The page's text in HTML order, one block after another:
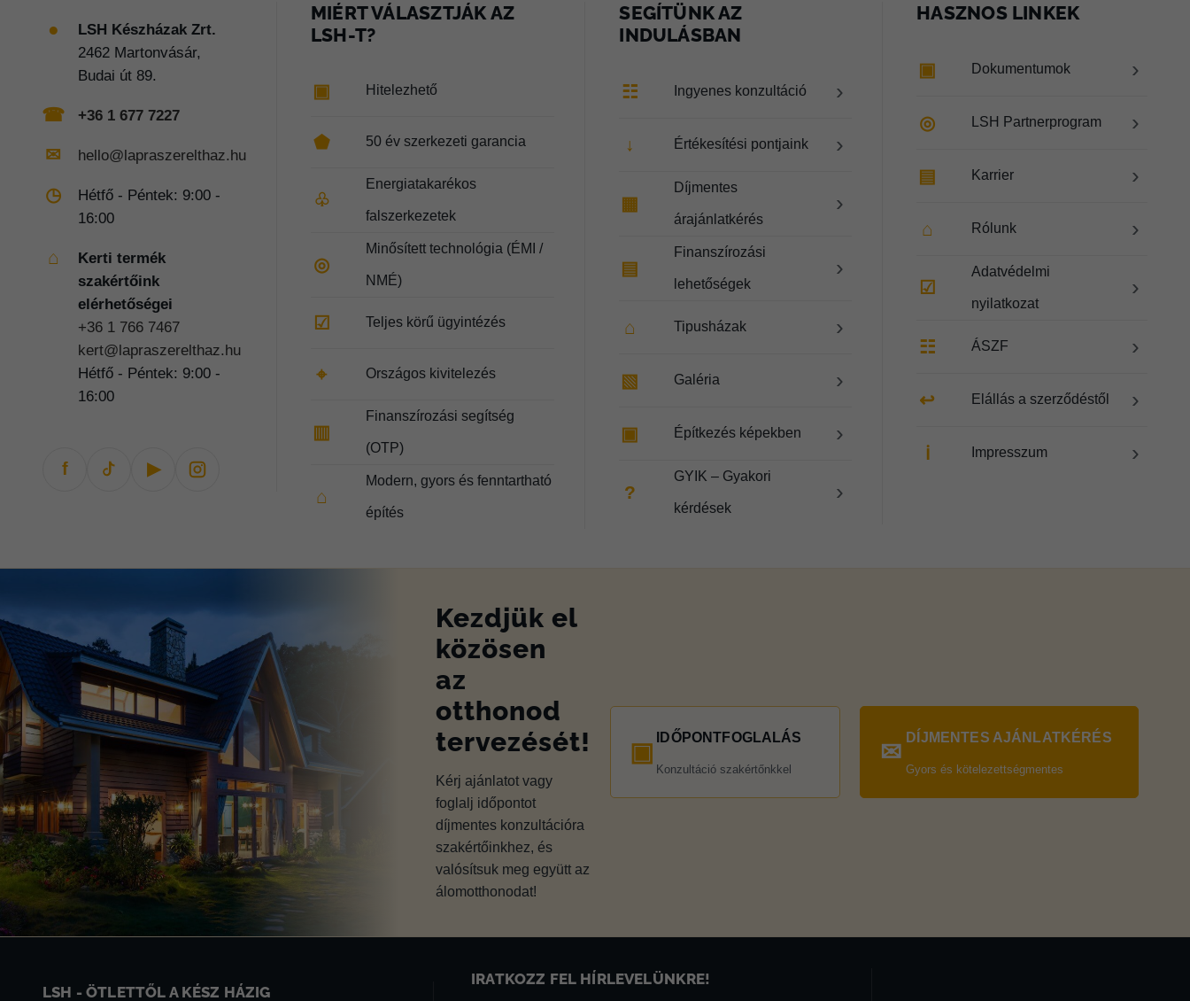
●
LSH Készházak Zrt.
2462 Martonvásár,
Budai út 89.
☎ +36 1 677 7227
✉ hello@lapraszerelthaz.hu
◷
Hétfő - Péntek: 9:00 -
16:00
⌂
Kerti termék
szakértőink
elérhetőségei
+36 1 766 7467
kert@lapraszerelthaz.hu
Hétfő - Péntek: 9:00 -
16:00
f ▶
MIÉRT VÁLASZTJÁK AZ
LSH-T?
▣ Hitelezhető
⬟ 50 év szerkezeti garancia
♧
Energiatakarékos
falszerkezetek
◎
Minősített technológia (ÉMI /
NMÉ)
☑ Teljes körű ügyintézés
⌖ Országos kivitelezés
▥
Finanszírozási segítség
(OTP)
⌂
Modern, gyors és fenntartható
építés
SEGÍTÜNK AZ
INDULÁSBAN
☷ Ingyenes konzultáció ›
↓ Értékesítési pontjaink ›
▦
Díjmentes
árajánlatkérés
›
▤
Finanszírozási
lehetőségek
›
⌂ Tipusházak ›
▧ Galéria ›
▣ Építkezés képekben ›
?
GYIK – Gyakori
kérdések
›
HASZNOS LINKEK
▣ Dokumentumok ›
◎ LSH Partnerprogram ›
▤ Karrier ›
⌂ Rólunk ›
☑
Adatvédelmi
nyilatkozat
›
☷ ÁSZF ›
↩ Elállás a szerződéstől ›
ℹ Impresszum ›
Kezdjük el
közösen
az
otthonod
tervezését!
Kérj ajánlatot vagy
foglalj időpontot
díjmentes konzultációra
szakértőinkhez, és
valósítsuk meg együtt az
álomotthonodat!
▣ IDŐPONTFOGLALÁS
Konzultáció szakértőnkkel
✉ DÍJMENTES AJÁNLATKÉRÉS
Gyors és kötelezettségmentes
LSH - ÖTLETTŐL A KÉSZ HÁZIG
IRATKOZZ FEL HÍRLEVELÜNKRE!